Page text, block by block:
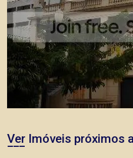
Ver Imóveis próximos